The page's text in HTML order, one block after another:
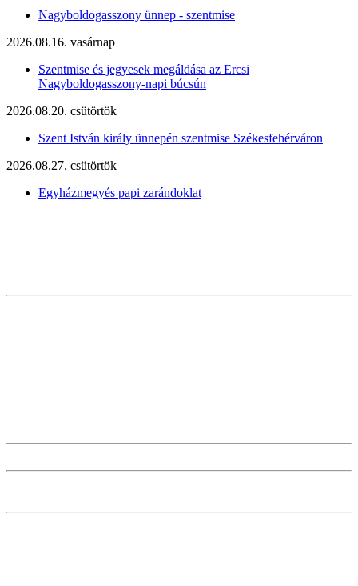
Nagyboldogasszony ünnep - szentmise
2026.08.16. vasárnap
Szentmise és jegyesek megáldása az Ercsi
Nagyboldogasszony-napi búcsún
2026.08.20. csütörtök
Szent István király ünnepén szentmise Székesfehérváron
2026.08.27. csütörtök
Egyházmegyés papi zarándoklat